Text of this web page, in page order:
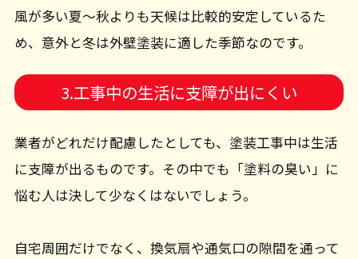
風が多い夏～秋よりも天候は比較的安定しているた
め、意外と冬は外壁塗装に適した季節なのです。
3.工事中の生活に支障が出にくい
業者がどれだけ配慮したとしても、塗装工事中は生活
に支障が出るものです。その中でも「塗料の臭い」に
悩む人は決して少なくはないでしょう。
自宅周囲だけでなく、換気扇や通気口の隙間を通って